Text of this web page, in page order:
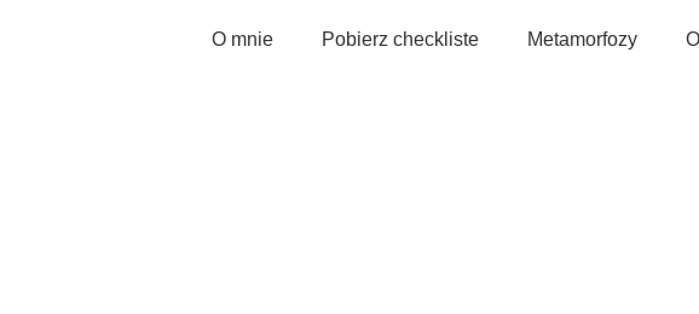
O mnie Pobierz checkliste Metamorfozy